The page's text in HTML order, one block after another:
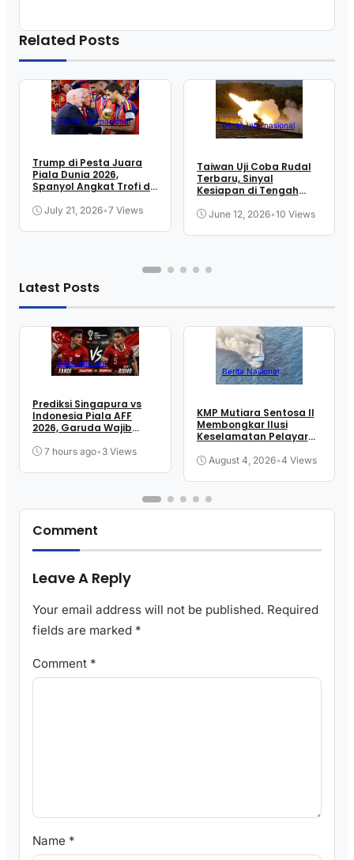
Related Posts
Berita Internasional
Trump di Pesta Juara
Piala Dunia 2026,
Spanyol Angkat Trofi di
July 21, 2026•7 Views
Berita Internasional
Taiwan Uji Coba Rudal
Terbaru, Sinyal
Kesiapan di Tengah
June 12, 2026•10 Views
Latest Posts
Bolatainment
Prediksi Singapura vs
Indonesia Piala AFF
2026, Garuda Wajib
7 hours ago• 3 Views
Berita Nasional
KMP Mutiara Sentosa II
Membongkar Ilusi
Keselamatan Pelayaran
August 4, 2026•4 Views
Comment
Leave A Reply
Your email address will not be published. Required
fields are marked *
Comment *
Name *